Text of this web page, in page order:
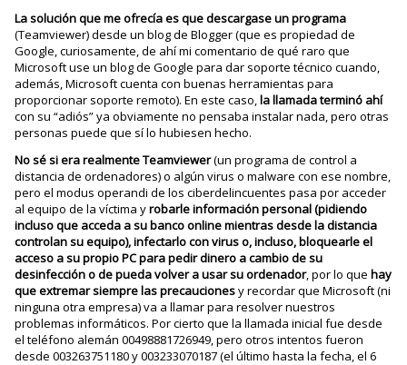
La solución que me ofrecía es que descargase un programa
(Teamviewer) desde un blog de Blogger (que es propiedad de
Google, curiosamente, de ahí mi comentario de qué raro que
Microsoft use un blog de Google para dar soporte técnico cuando,
además, Microsoft cuenta con buenas herramientas para
proporcionar soporte remoto). En este caso,la llamada terminó ahí
con su “adiós” ya obviamente no pensaba instalar nada, pero otras
personas puede que sí lo hubiesen hecho.
No sé si era realmente Teamviewer(un programa de control a
distancia de ordenadores) o algún virus o malware con ese nombre,
pero el modus operandi de los ciberdelincuentes pasa por acceder
al equipo de la víctima yrobarle información personal (pidiendo
incluso que acceda a su banco online mientras desde la distancia
controlan su equipo), infectarlo con virus o, incluso, bloquearle el
acceso a su propio PC para pedir dinero a cambio de su
desinfección o de pueda volver a usar su ordenador, por lo quehay
que extremar siempre las precaucionesy recordar que Microsoft (ni
ninguna otra empresa) va a llamar para resolver nuestros
problemas informáticos. Por cierto que la llamada inicial fue desde
el teléfono alemán 00498881726949, pero otros intentos fueron
desde 003263751180 y 003233070187 (el último hasta la fecha, el 6